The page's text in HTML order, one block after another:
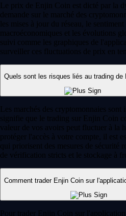
Le prix de Enjin Coin est dicté par la
demande sur le marché des
les mises à jour du réseau, le
macroéconomiques et les évolutions
suivi comme les graphiques de
surveiller ces fluctuations de prix en
Quels sont les risques liés au trading de
Les marchés des cryptomonnaies
signifie que le trading sur Enjin Coin
valeur de vos avoirs peut fluctuer à la
protéger l'accès à votre compte, il est
qui priorisent des mesures de sécurité
de vérification stricts et le stockage à
Comment trader Enjin Coin sur
Pour trader Enjin Coin sur